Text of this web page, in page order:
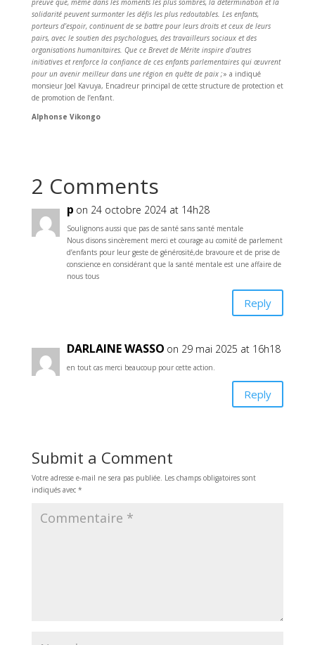
preuve que, même dans les moments les plus sombres, la détermination et la
solidarité peuvent surmonter les défis les plus redoutables. Les enfants,
porteurs d’espoir, continuent de se battre pour leurs droits et ceux de leurs
pairs, avec le soutien des psychologues, des travailleurs sociaux et des
organisations humanitaires. Que ce Brevet de Mérite inspire d’autres
initiatives et renforce la confiance de ces enfants parlementaires qui œuvrent
pour un avenir meilleur dans une région en quête de paix ;» a indiqué
monsieur Joel Kavuya, Encadreur principal de cette structure de protection et
de promotion de l’enfant.
Alphonse Vikongo
2 Comments
p on 24 octobre 2024 at 14h28
Soulignons aussi que pas de santé sans santé mentale
Nous disons sincèrement merci et courage au comité de parlement
d’enfants pour leur geste de générosité,de bravoure et de prise de
conscience en considérant que la santé mentale est une affaire de
nous tous
Reply
DARLAINE WASSO on 29 mai 2025 at 16h18
en tout cas merci beaucoup pour cette action.
Reply
Submit a Comment
Votre adresse e-mail ne sera pas publiée. Les champs obligatoires sont
indiqués avec *